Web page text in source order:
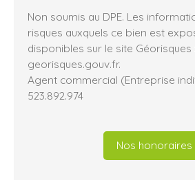
Non soumis au DPE. Les
risques auxquels ce bien est
disponibles sur le site Géorisques :
georisques.gouv.fr.
Agent commercial (Entreprise
523.892.974
Nos honoraires